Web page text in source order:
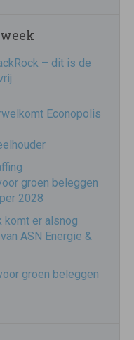
– dit is de
Econopolis
groen beleggen
2028
komt er alsnog
ASN Energie &
groen beleggen